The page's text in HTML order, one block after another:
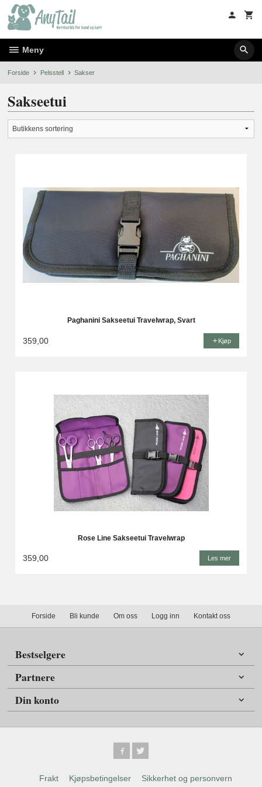
innholdet
Meny
Forside Pelsstell Sakser
Sakseetui
Paghanini Sakseetui Travelwrap, Svart
359,00 Kjøp
Rose Line Sakseetui Travelwrap
359,00 Les mer
Forside Bli kunde Om oss Logg inn Kontakt oss
Bestselgere
Partnere
Din konto
Frakt Kjøpsbetingelser Sikkerhet og personvern